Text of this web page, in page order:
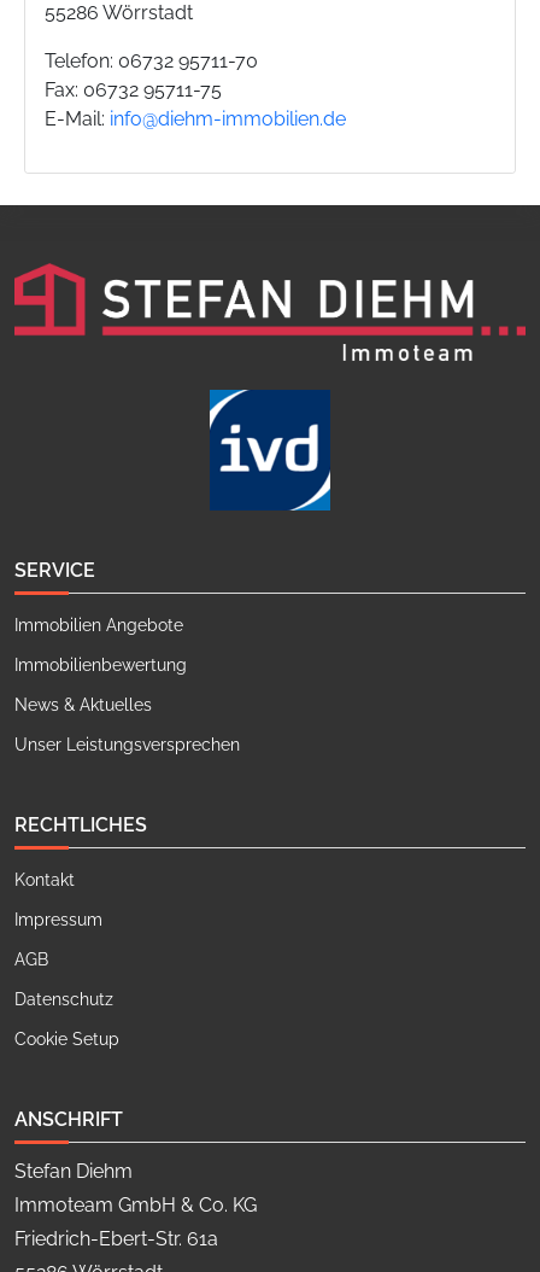
55286 Wörrstadt
Telefon: 06732 95711-70
Fax: 06732 95711-75
E-Mail: info@diehm-immobilien.de
SERVICE
Immobilien Angebote
Immobilienbewertung
News & Aktuelles
Unser Leistungsversprechen
RECHTLICHES
Kontakt
Impressum
AGB
Datenschutz
Cookie Setup
ANSCHRIFT
Stefan Diehm
Immoteam GmbH & Co. KG
Friedrich-Ebert-Str. 61a